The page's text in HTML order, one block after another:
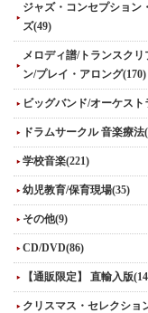
ジャズ・コンセプション
ズ(49)
メロディ譜/トランスクリ
ン/プレイ・アロング(170)
ビッグバンド/オーケスト
ドラムサークル 音楽療法
学校音楽(221)
幼児教育/保育現場(35)
その他(9)
CD/DVD(86)
【通販限定】 直輸入版
クリスマス・セレクショ